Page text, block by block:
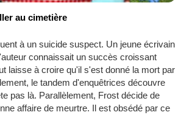
au cimetière
à un suicide suspect. Un jeune écrivain
connaissait un succès croissant
laisse à croire qu'il s'est donné la mort par
le tandem d'enquêtrices découvre
pas là. Parallèlement, Frost décide de
affaire de meurtre. Il est obsédé par ce